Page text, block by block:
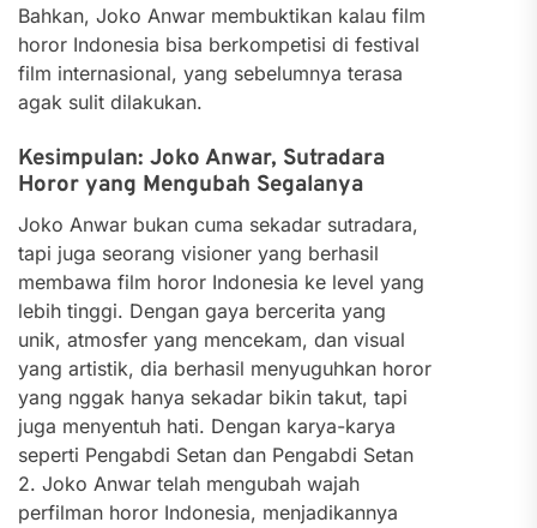
Bahkan, Joko Anwar membuktikan kalau film
horor Indonesia bisa berkompetisi di festival
film internasional, yang sebelumnya terasa
agak sulit dilakukan.
Kesimpulan: Joko Anwar, Sutradara
Horor yang Mengubah Segalanya
Joko Anwar bukan cuma sekadar sutradara,
tapi juga seorang visioner yang berhasil
membawa film horor Indonesia ke level yang
lebih tinggi. Dengan gaya bercerita yang
unik, atmosfer yang mencekam, dan visual
yang artistik, dia berhasil menyuguhkan horor
yang nggak hanya sekadar bikin takut, tapi
juga menyentuh hati. Dengan karya-karya
seperti Pengabdi Setan dan Pengabdi Setan
2. Joko Anwar telah mengubah wajah
perfilman horor Indonesia, menjadikannya